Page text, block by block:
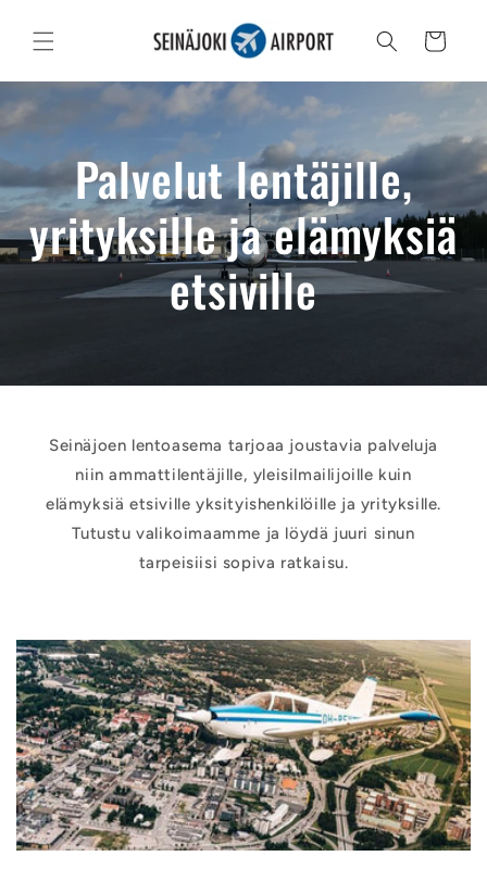
sisältöön
Ostoskori
Palvelut lentäjille,
yrityksille ja elämyksiä
etsiville
Seinäjoen lentoasema tarjoaa joustavia palveluja
niin ammattilentäjille, yleisilmailijoille kuin
elämyksiä etsiville yksityishenkilöille ja yrityksille.
Tutustu valikoimaamme ja löydä juuri sinun
tarpeisiisi sopiva ratkaisu.